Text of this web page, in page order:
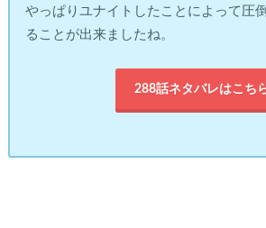
やっぱりユナイトしたことによって圧
ることが出来ましたね。
288話ネタバレはこち